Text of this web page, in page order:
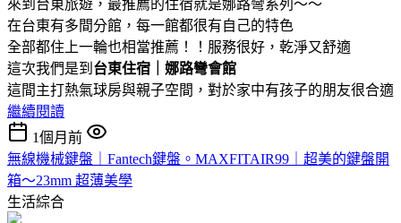
來到台東旅遊，最推薦的住宿就是娜路彎系列～～
在台東有多間分館，每一館都很有自己的特色
全部都住上一輪也相當推薦！！服務很好，乾淨又舒適
這次我們是到 台東住宿｜娜路彎會館
這間主打熱氣球房與親子空間，對於家中有孩子的朋友很合適
繼續閱讀
1個月前
無線機械鍵盤｜Fantech鍵盤。MAXFITAIR99｜超美的鍵盤開
箱～23mm 超薄美學
生活綜合